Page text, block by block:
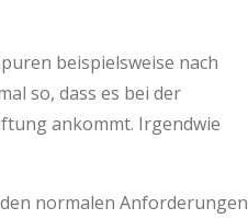
beispielsweise nach
so, dass es bei der
ankommt. Irgendwie
normalen Anforderungen